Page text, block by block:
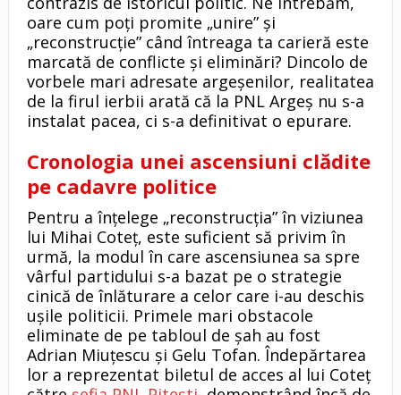
oare cum poți promite „unire” și
„reconstrucție” când întreaga ta carieră este
marcată de conflicte și eliminări? Dincolo de
vorbele mari adresate argeșenilor, realitatea
de la firul ierbii arată că la PNL Argeș nu s-a
instalat pacea, ci s-a definitivat o epurare.
Cronologia unei ascensiuni clădite
pe cadavre politice
Pentru a înțelege „reconstrucția” în viziunea
lui Mihai Coteț, este suficient să privim în
urmă, la modul în care ascensiunea sa spre
vârful partidului s-a bazat pe o strategie
cinică de înlăturare a celor care i-au deschis
ușile politicii. Primele mari obstacole
eliminate de pe tabloul de șah au fost
Adrian Miuțescu și Gelu Tofan. Îndepărtarea
lor a reprezentat biletul de acces al lui Coteț